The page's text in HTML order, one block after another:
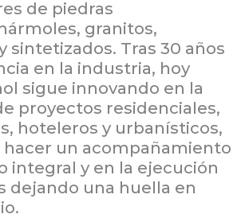
de piedras
granitos,
sintetizados. Tras 30 años
en la industria, hoy
sigue innovando en la
proyectos residenciales,
hoteleros y urbanísticos,
hacer un acompañamiento
integral y en la ejecución
dejando una huella en